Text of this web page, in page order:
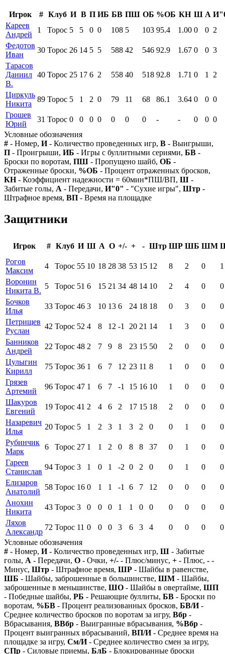
Игрок # Клуб И В П ИБ БВ ПШ ОБ %ОБ КН Ш А
Кареев
Андрей
1 Торос 5 5 0 0 108 5 103 95.4 1.00 0 0 2
Федотов
Иван
30 Торос 26 14 5 5 588 42 546 92.9 1.67 0 0 3
Тарасов
Даниил
В.
40 Торос 25 17 6 2 558 40 518 92.8 1.71 0 1 2
Циркуль
Никита
89 Торос 5 1 2 0 79 11 68 86.1 3.64 0 0 0
Грошев
Юрий
31 Торос 0 0 0 0 0 0 0 - - 0 0 0
Условные обозначения
# - Номер, И- Количество проведенных игр, В - Выигрыши,
П - Проигрыши, ИБ - Игры с буллитными сериями, БВ -
Броски по воротам, ПШ - Пропущено шайб, ОБ -
Отраженные броски, %ОБ - Процент отраженных бросков,
КН- Коэффициент надежности = 60мин*ПШ/ВП, Ш -
Забитые голы, А - Передачи, И"0" - "Сухие игры", Штр -
Штрафное время, ВП - Время на площадке
Защитники
Игрок # Клуб И Ш А О +/- + - Штр ШР ШБ ШМ
Рогов
Максим
4 Торос 55 10 18 28 38 53 15 12 8 2 0
1
Воронин
Никита В.
5 Торос 51 6 15 21 34 48 14 10 2 4 0
0
Бочков
Илья
33 Торос 46 3 10 13 6 24 18 18 0 3 0
0
Петрищев
Руслан
42 Торос 52 4 8 12 -1 20 21 14 1 3 0
0
Банников
Андрей
22 Торос 48 2 7 9 8 23 15 50 2 0 0
0
Цулыгин
Кирилл
75 Торос 36 1 6 7 12 23 11 8 1 0 0
0
Грязев
Артемий
96 Торос 47 1 6 7 -1 15 16 10 1 0 0
0
Шакуров
Евгений
19 Торос 41 2 4 6 2 17 15 18 2 0 0
0
Назаревич
Илья
20 Торос 5 1 2 3 1 3 2 0 0 1 0
0
Рубинчик
Марк
6 Торос 27 1 1 2 0 8 8 37 0 1 0
0
Гареев
Станислав
94 Торос 3 1 0 1 -2 0 2 0 0 1 0
0
Елизаров
Анатолий
58 Торос 16 0 1 1 -1 6 7 12 0 0 0
0
Анохин
Никита
43 Торос 3 0 0 0 1 1 0 0 0 0 0
0
Ляхов
Александр
72 Торос 11 0 0 0 3 6 3 4 0 0 0
0
Условные обозначения
# - Номер, И- Количество проведенных игр, Ш - Забитые
голы, А - Передачи, О - Очки, +/- - Плюс/минус, + - Плюс, - -
Минус, Штр - Штрафное время, ШР - Шайбы в равенстве,
ШБ - Шайбы, заброшенные в большинстве, ШМ - Шайбы,
заброшенные в меньшинстве, ШО - Шайбы в овертайме, ШП
- Победные шайбы, РБ - Решающие буллиты, БВ - Броски по
воротам, %БВ - Процент реализованных бросков, БВ/И-
Среднее количество бросков по воротам за игру, Вбр -
Вбрасывания, ВВбр - Выигранные вбрасывания, %Вбр -
Процент выигранных вбрасываний, ВП/И- Среднее время на
площадке за игру, См/И- Среднее количество смен за игру,
СПр - Силовые приемы, БлБ - Блокированные броски